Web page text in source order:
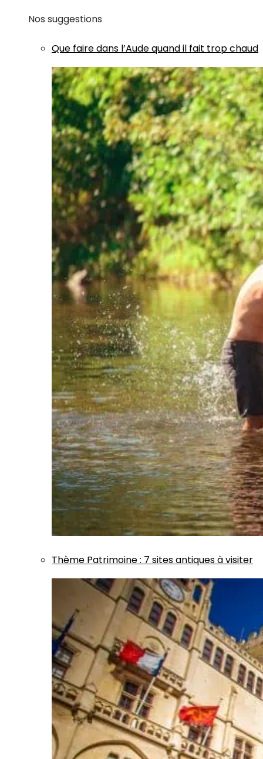
Nos suggestions
Que faire dans l’Aude quand il fait trop chaud
Thème Patrimoine: 7 sites antiques à visiter